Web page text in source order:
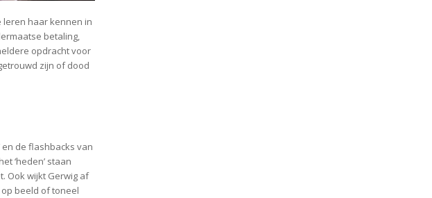
leren haar kennen in
betaling,
opdracht voor
zijn of dood
en de flashbacks van
‘heden’ staan
Ook wijkt Gerwig af
beeld of toneel